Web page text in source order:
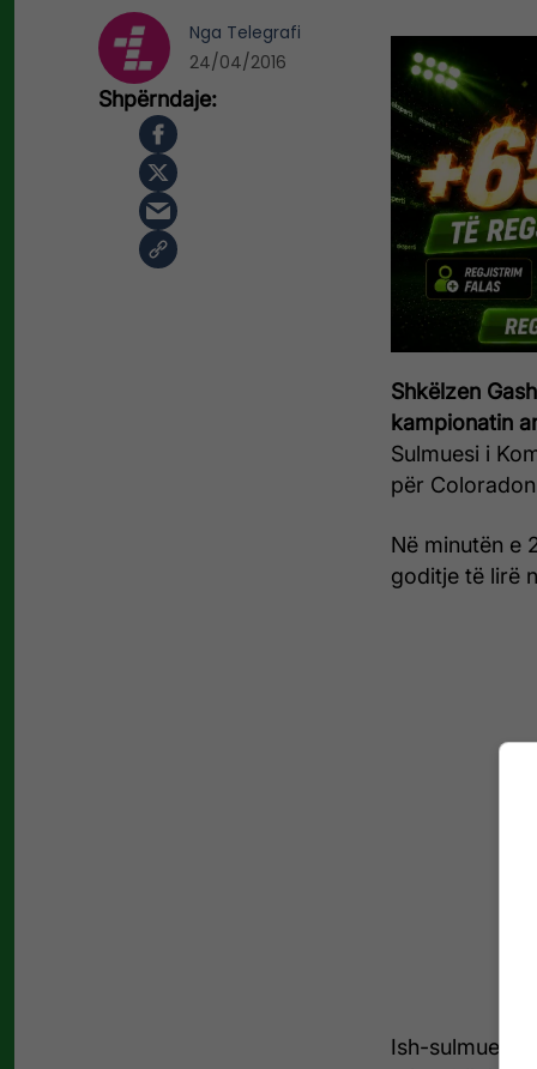
Shkëlzen
kampionatin
Sulmuesi i
për
Në minutën e
goditje të lirë
Ish-sulmuesi i
Nga Telegrafi
24/04/2016